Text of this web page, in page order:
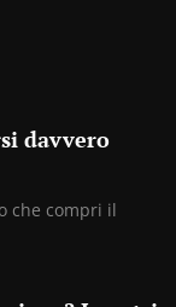
davvero
che compri il